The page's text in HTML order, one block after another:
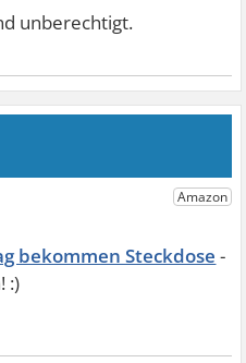
unberechtigt.
bekommen Steckdose